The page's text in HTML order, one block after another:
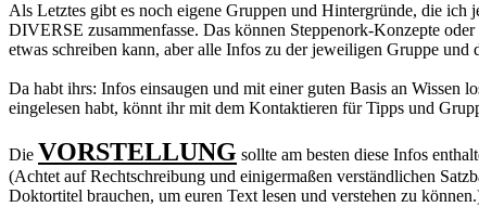
Als Letztes gibt es noch eigene Gruppen und Hintergründe, die ich
DIVERSE zusammenfasse. Das können Steppenork-Konzepte
etwas schreiben kann, aber alle Infos zu der jeweiligen Gruppe
Da habt ihrs: Infos einsaugen und mit einer guten Basis an Wissen
eingelesen habt, könnt ihr mit dem Kontaktieren für Tipps und
Die VORSTELLUNG sollte am besten diese Infos
(Achtet auf Rechtschreibung und einigermaßen verständlichen
Doktortitel brauchen, um euren Text lesen und verstehen zu